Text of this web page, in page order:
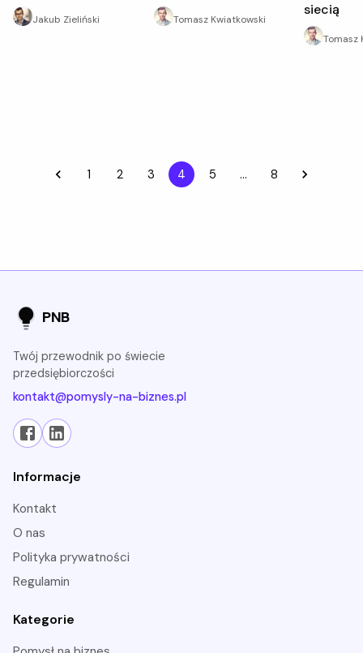
Jakub Zieliński Tomasz Kwiatkowski
siecią
Tomasz
1 2 3 4 5 … 8
PNB
Twój przewodnik po świecie
przedsiębiorczości
kontakt@pomysly-na-biznes.pl
Informacje
Kontakt
O nas
Polityka prywatności
Regulamin
Kategorie